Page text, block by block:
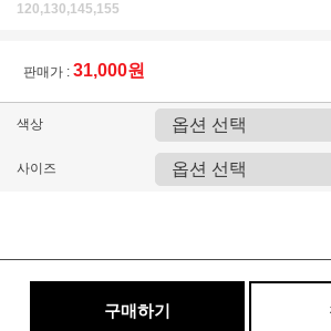
120,130,145,155
판매가 : 31,000원
색상
사이즈
구매하기